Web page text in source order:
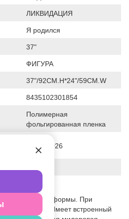
ЛИКВИДАЦИЯ
Я родился
37"
ФИГУРА
37"/92CM.H*24"/59CM.W
8435102301854
Полимерная
фольгированная пленка
22-07-2026
указанной формы. При
только гелий. Имеет встроенный